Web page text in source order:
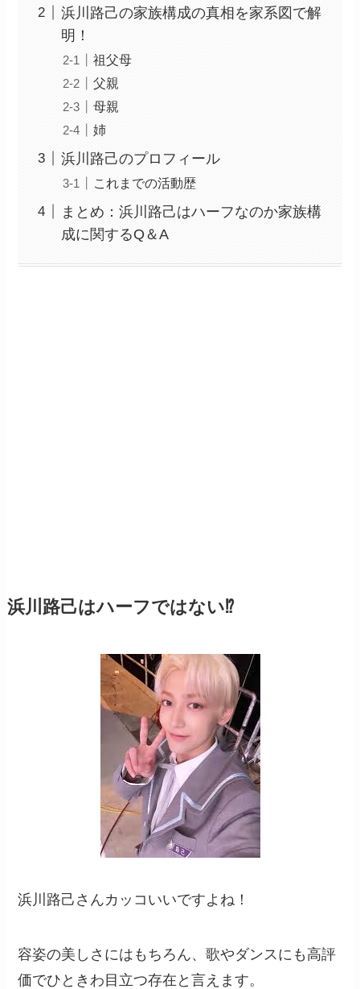
浜川路己の家族構成の真相を家系図で解
明！
祖父母
父親
母親
姉
浜川路己のプロフィール
これまでの活動歴
まとめ：浜川路己はハーフなのか家族構
成に関するQ＆A
浜川路己はハーフではない⁉
浜川路己さんカッコいいですよね！
容姿の美しさにはもちろん、歌やダンスにも高評
価でひときわ目立つ存在と言えます。